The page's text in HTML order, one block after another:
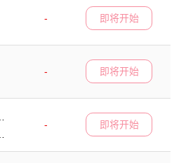
-
即将开始
-
即将开始
-
即将开始